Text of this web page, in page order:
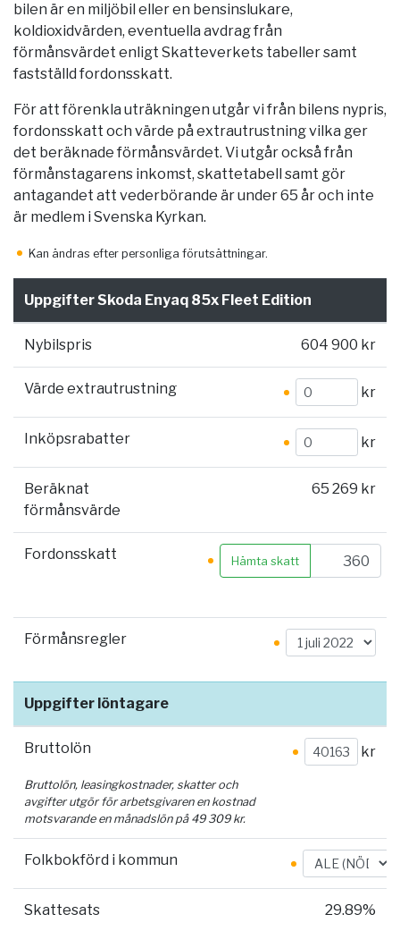
bilen är en miljöbil eller en bensinslukare,
koldioxidvärden, eventuella avdrag från
förmånsvärdet enligt Skatteverkets tabeller samt
fastställd fordonsskatt.
För att förenkla uträkningen utgår vi från bilens nypris,
fordonsskatt och värde på extrautrustning vilka ger
det beräknade förmånsvärdet. Vi utgår också från
förmånstagarens inkomst, skattetabell samt gör
antagandet att vederbörande är under 65 år och inte
är medlem i Svenska Kyrkan.
Kan ändras efter personliga förutsättningar.
Uppgifter Skoda Enyaq 85x Fleet Edition
Nybilspris 604 900 kr
Värde extrautrustning kr
Inköpsrabatter kr
Beräknat
förmånsvärde
65 269 kr
Fordonsskatt Hämta skatt
Förmånsregler
Uppgifter löntagare
Bruttolön kr
Bruttolön, leasingkostnader, skatter och
avgifter utgör för arbetsgivaren en kostnad
motsvarande en månadslön på 49 309kr.
Folkbokförd i kommun
Skattesats 29.89%